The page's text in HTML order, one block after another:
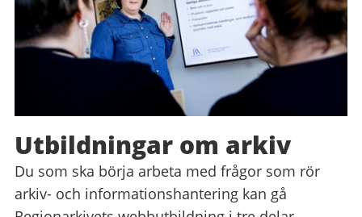
Utbildningar om arkiv
Du som ska börja arbeta med frågor som rör
arkiv- och informationshantering kan gå